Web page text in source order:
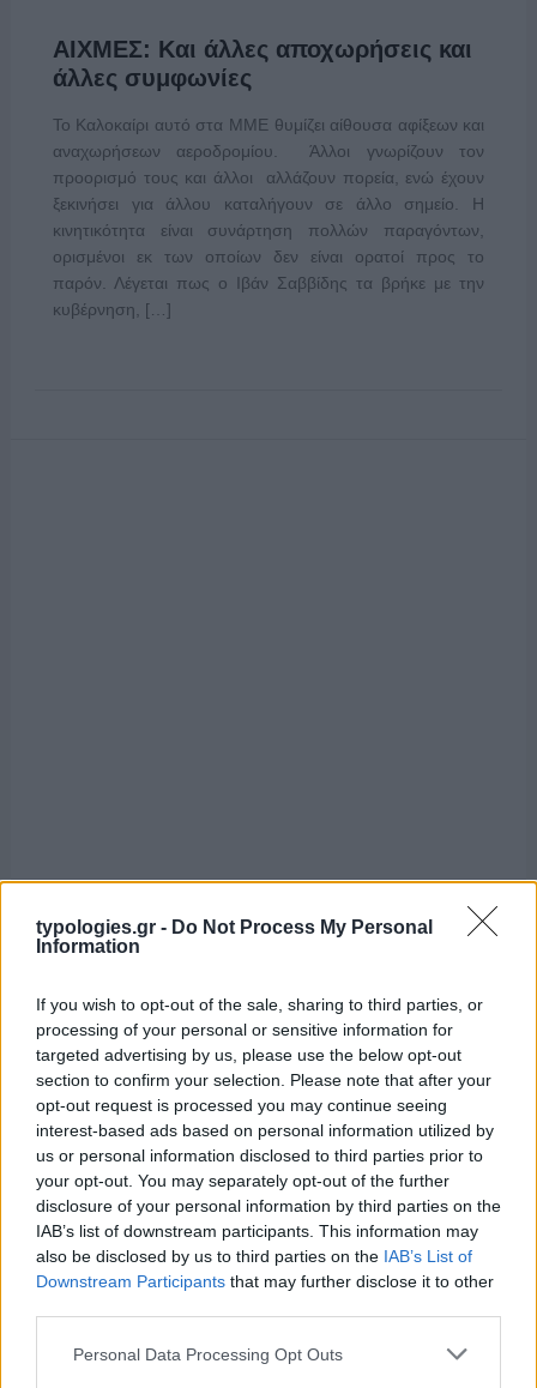
typologies.gr - Do Not Process My Personal
Information
If you wish to opt-out of the sale, sharing to third parties, or
processing of your personal or sensitive information for
targeted advertising by us, please use the below opt-out
section to confirm your selection. Please note that after your
opt-out request is processed you may continue seeing
interest-based ads based on personal information utilized by
us or personal information disclosed to third parties prior to
your opt-out. You may separately opt-out of the further
disclosure of your personal information by third parties on the
IAB’s list of downstream participants. This information may
also be disclosed by us to third parties on the IAB’s List of
Downstream Participants that may further disclose it to other
Please note that this website/app uses one or more Google
Personal Data Processing Opt Outs
ΑΙΧΜΕΣ: Και άλλες αποχωρήσεις και
άλλες συμφωνίες
Το Καλοκαίρι αυτό στα ΜΜΕ θυμίζει αίθουσα αφίξεων και
αναχωρήσεων αεροδρομίου. Άλλοι γνωρίζουν τον
προορισμό τους και άλλοι αλλάζουν πορεία, ενώ έχουν
ξεκινήσει για άλλου καταλήγουν σε άλλο σημείο. Η
κινητικότητα είναι συνάρτηση πολλών παραγόντων,
ορισμένοι εκ των οποίων δεν είναι ορατοί προς το
παρόν. Λέγεται πως ο Ιβάν Σαββίδης τα βρήκε με την
κυβέρνηση, […]